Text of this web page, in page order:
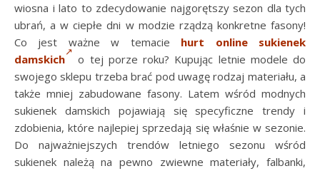
wiosna i lato to zdecydowanie najgorętszy sezon dla tych
ubrań, a w ciepłe dni w modzie rządzą konkretne fasony!
Co jest ważne w temacie hurt online sukienek
damskich
o tej porze roku? Kupując letnie modele do
swojego sklepu trzeba brać pod uwagę rodzaj materiału, a
także mniej zabudowane fasony. Latem wśród modnych
sukienek damskich pojawiają się specyficzne trendy i
zdobienia, które najlepiej sprzedają się właśnie w sezonie.
Do najważniejszych trendów letniego sezonu wśród
sukienek należą na pewno zwiewne materiały, falbanki,